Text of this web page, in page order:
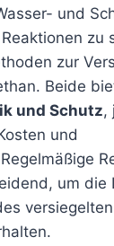
und
zu
zur
Beide
und Schutz,
und
um die
versiegelten